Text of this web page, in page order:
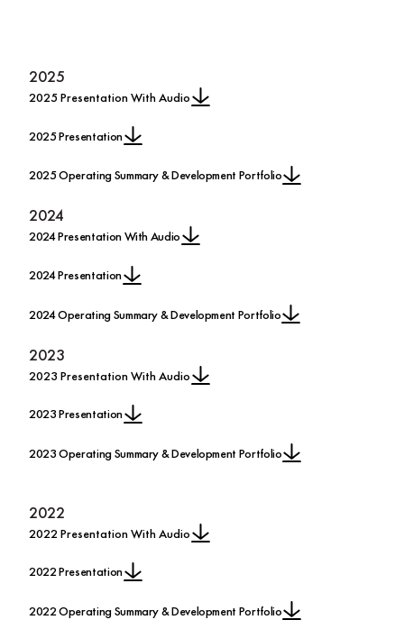
2025
2025 Presentation With Audio
2025 Presentation
2025 Operating Summary & Development Portfolio
2024
2024 Presentation With Audio
2024 Presentation
2024 Operating Summary & Development Portfolio
2023
2023 Presentation With Audio
2023 Presentation
2023 Operating Summary & Development Portfolio
2022
2022 Presentation With Audio
2022 Presentation
2022 Operating Summary & Development Portfolio